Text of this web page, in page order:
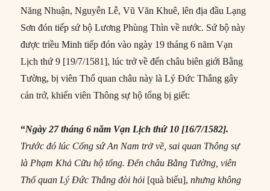
Năng Nhuận, Nguyễn Lễ, Vũ Văn Khuê, lên địa đầu Lạng
Sơn đón tiếp sứ bộ Lương Phùng Thìn về nước. Sứ bộ này
được triều Minh tiếp đón vào ngày 19 tháng 6 năm Vạn
Lịch thứ 9 [19/7/1581], lúc trở về đến châu biên giới Bằng
Tường, bị viên Thổ quan châu này là Lý Đức Thắng gây
cản trở, khiến viên Thông sự hộ tống bị giết:
“Ngày 27 tháng 6 năm Vạn Lịch thứ 10 [16/7/1582].
Trước đó lúc Cống sứ An Nam trở về, sai quan Thông sự
là Phạm Khả Cữu hộ tống. Đến châu Bằng Tường, viên
Thổ quan Lý Đức Thắng đòi hỏi [quà biếu], nhưng không